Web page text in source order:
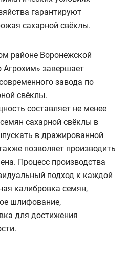
гарантируют
сахарной свёклы.
районе Воронежской
завершает
завода по
свёклы.
составляет не менее
сахарной свёклы в
в дражированной
позволяет производить
Процесс производства
подход к каждой
калибровка семян,
шлифование,
для достижения